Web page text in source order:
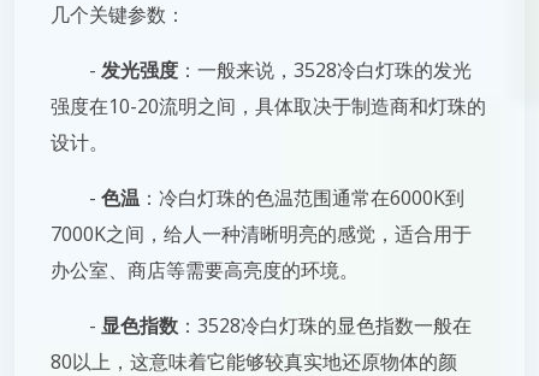
几个关键参数：
- 发光强度 ：一般来说，3528冷白灯珠的发光
强度在10-20流明之间，具体取决于制造商和灯珠的
设计。
- 色温 ：冷白灯珠的色温范围通常在6000K到
7000K之间，给人一种清晰明亮的感觉，适合用于
办公室、商店等需要高亮度的环境。
- 显色指数 ：3528冷白灯珠的显色指数一般在
80以上，这意味着它能够较真实地还原物体的颜